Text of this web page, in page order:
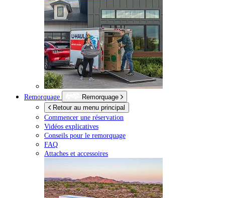
Remorquage
Remorquage
Retour au menu principal
Commencer une réservation
Vidéos explicatives
Conseils pour le remorquage
FAQ
Attaches et accessoires